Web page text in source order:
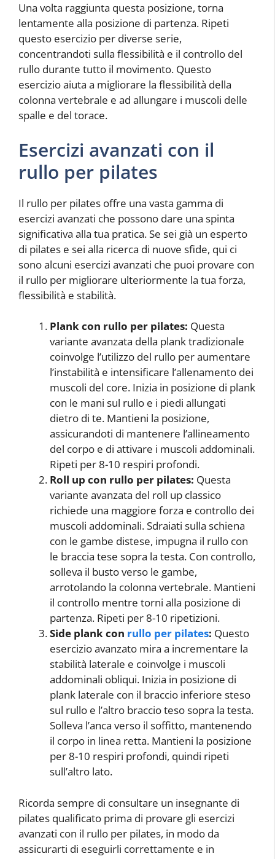
Una volta raggiunta questa posizione, torna
lentamente alla posizione di partenza. Ripeti
questo esercizio per diverse serie,
concentrandoti sulla flessibilità e il controllo del
rullo durante tutto il movimento. Questo
esercizio aiuta a migliorare la flessibilità della
colonna vertebrale e ad allungare i muscoli delle
spalle e del torace.
Esercizi avanzati con il
rullo per pilates
Il rullo per pilates offre una vasta gamma di
esercizi avanzati che possono dare una spinta
significativa alla tua pratica. Se sei già un esperto
di pilates e sei alla ricerca di nuove sfide, qui ci
sono alcuni esercizi avanzati che puoi provare con
il rullo per migliorare ulteriormente la tua forza,
flessibilità e stabilità.
Plank con rullo per pilates: Questa
variante avanzata della plank tradizionale
coinvolge l’utilizzo del rullo per aumentare
l’instabilità e intensificare l’allenamento dei
muscoli del core. Inizia in posizione di plank
con le mani sul rullo e i piedi allungati
dietro di te. Mantieni la posizione,
assicurandoti di mantenere l’allineamento
del corpo e di attivare i muscoli addominali.
Ripeti per 8-10 respiri profondi.
Roll up con rullo per pilates: Questa
variante avanzata del roll up classico
richiede una maggiore forza e controllo dei
muscoli addominali. Sdraiati sulla schiena
con le gambe distese, impugna il rullo con
le braccia tese sopra la testa. Con controllo,
solleva il busto verso le gambe,
arrotolando la colonna vertebrale. Mantieni
il controllo mentre torni alla posizione di
partenza. Ripeti per 8-10 ripetizioni.
Side plank con rullo per pilates: Questo
esercizio avanzato mira a incrementare la
stabilità laterale e coinvolge i muscoli
addominali obliqui. Inizia in posizione di
plank laterale con il braccio inferiore steso
sul rullo e l’altro braccio teso sopra la testa.
Solleva l’anca verso il soffitto, mantenendo
il corpo in linea retta. Mantieni la posizione
per 8-10 respiri profondi, quindi ripeti
sull’altro lato.
Ricorda sempre di consultare un insegnante di
pilates qualificato prima di provare gli esercizi
avanzati con il rullo per pilates, in modo da
assicurarti di eseguirli correttamente e in